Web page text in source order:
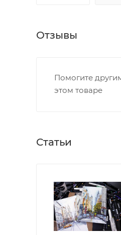
Отзывы
Помогите
этом товаре
Статьи